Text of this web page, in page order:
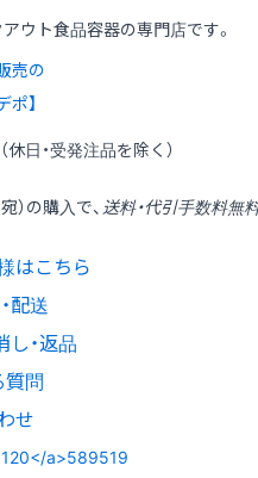
ウト食品容器の専門店です。
売の
ポ】
（休日・受発注品を除く）
）の購入で、 送料・代引手数料無
はこちら
配送
・返品
質問
せ